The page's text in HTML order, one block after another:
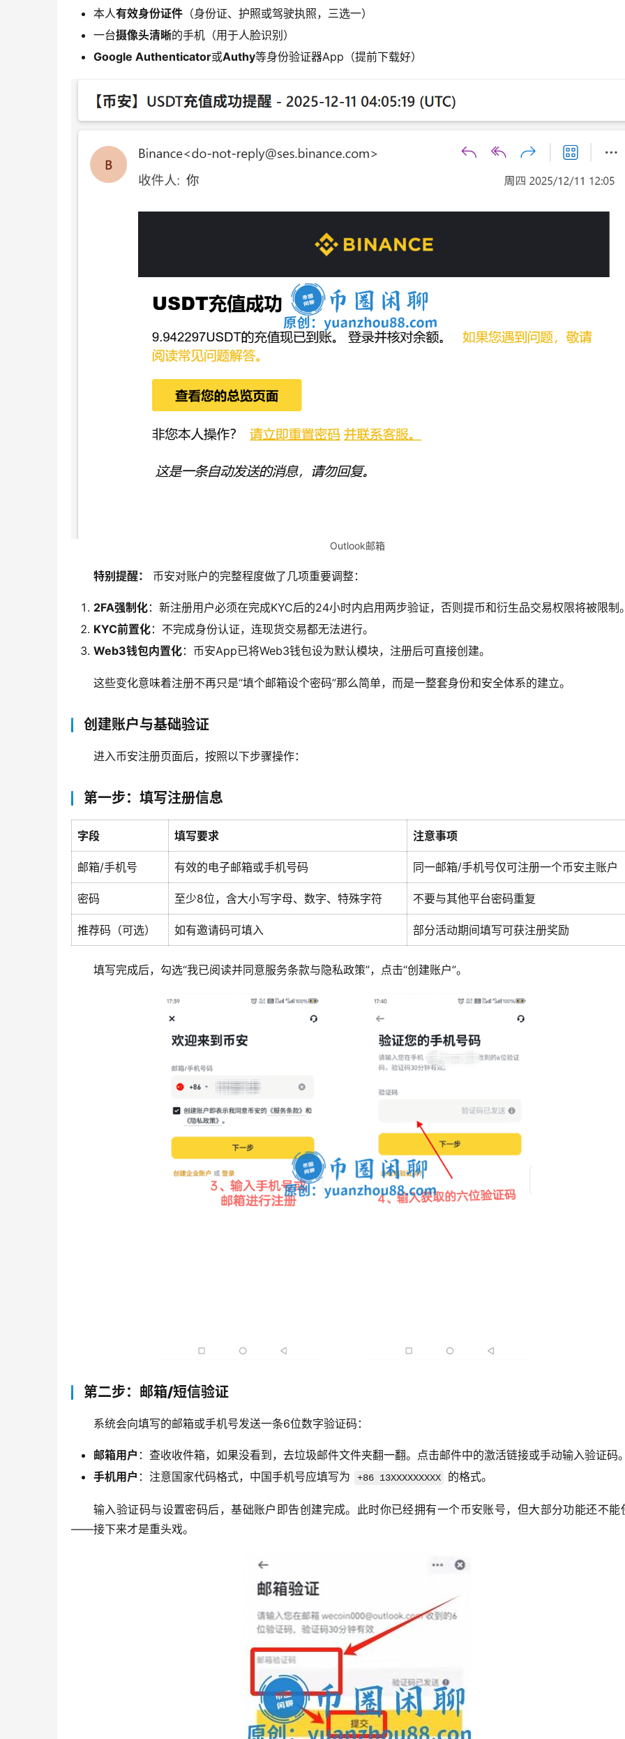
本人有效身份证件 （身份证、护照或驾驶执照，三选一）
一台摄像头清晰的手机（用于人脸识别）
Google Authenticator或Authy等身份验证器App（提前下载好）
Outlook邮箱
特别提醒： 币安对账户的完整程度做了几项重要调整：
2FA强制化：新注册用户必须在完成KYC后的24小时内启用两步验证，否则提币和衍生品交易权限将被限制
KYC前置化：不完成身份认证，连现货交易都无法进行。
Web3钱包内置化：币安App已将Web3钱包设为默认模块，注册后可直接创建。
这些变化意味着注册不再只是“填个邮箱设个密码”那么简单，而是一整套身份和安全体系的建立。
创建账户与基础验证
进入币安注册页面后，按照以下步骤操作：
第一步：填写注册信息
字段 填写要求 注意事项
邮箱/手机号 有效的电子邮箱或手机号码 同一邮箱/手机号仅可注册一个币安主账户
密码 至少8位，含大小写字母、数字、特殊字符 不要与其他平台密码重复
推荐码（可选） 如有邀请码可填入 部分活动期间填写可获注册奖励
填写完成后，勾选“我已阅读并同意服务条款与隐私政策”，点击“创建账户”。
第二步：邮箱/短信验证
系统会向填写的邮箱或手机号发送一条6位数字验证码：
邮箱用户 ：查收收件箱，如果没看到，去垃圾邮件文件夹翻一翻。点击邮件中的激活链接或手动输入验证码
手机用户 ：注意国家代码格式，中国手机号应填写为 +86 13XXXXXXXXX 的格式。
输入验证码与设置密码后，基础账户即告创建完成。此时你已经拥有一个币安账号，但大部分功能还不能
——接下来才是重头戏。